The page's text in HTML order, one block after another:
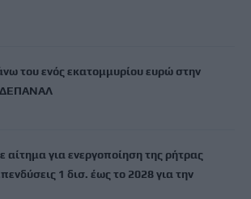
του ενός εκατομμυρίου ευρώ στην
ΔΕΠΑΝΑΛ
για ενεργοποίηση της ρήτρας
1 δισ. έως το 2028 για την